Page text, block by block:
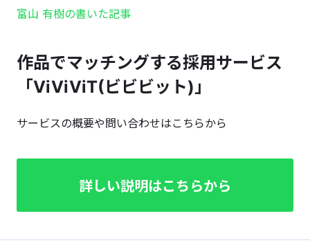
富山 有樹の書いた記事
作品でマッチングする採用サービス
「ViViViT(ビビビット)」
サービスの概要や問い合わせはこちらから
詳しい説明はこちらから